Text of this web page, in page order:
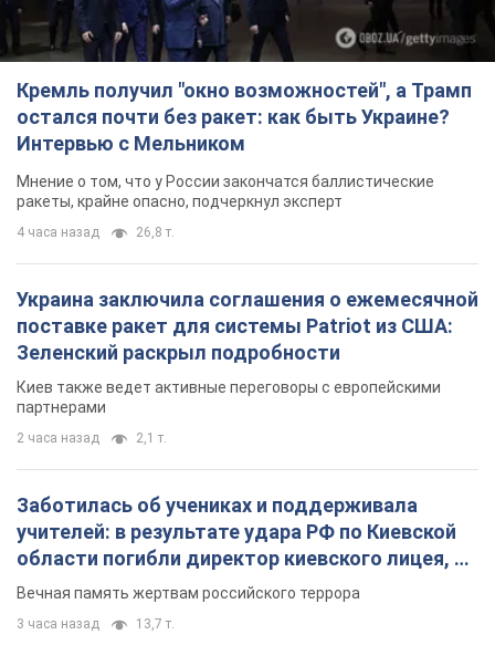
Кремль получил "окно возможностей", а Трамп
остался почти без ракет: как быть Украине?
Интервью с Мельником
Мнение о том, что у России закончатся баллистические
ракеты, крайне опасно, подчеркнул эксперт
4 часа назад 26,8 т.
Украина заключила соглашения о ежемесячной
поставке ракет для системы Patriot из США:
Зеленский раскрыл подробности
Киев также ведет активные переговоры с европейскими
партнерами
2 часа назад 2,1 т.
Заботилась об учениках и поддерживала
учителей: в результате удара РФ по Киевской
области погибли директор киевского лицея, её
муж и внук
Вечная память жертвам российского террора
3 часа назад 13,7 т.